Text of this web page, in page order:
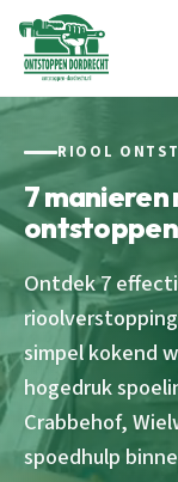
RIOOL
7
Ontdek 7
simpel kokend
hogedruk
Crabbehof,
spoedhulp